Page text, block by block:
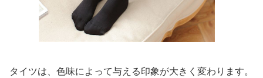
タイツは、色味によって与える印象が大きく変わります。